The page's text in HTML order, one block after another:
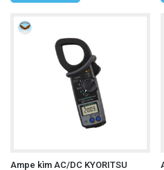
Ampe kìm AC/DC KYORITSU